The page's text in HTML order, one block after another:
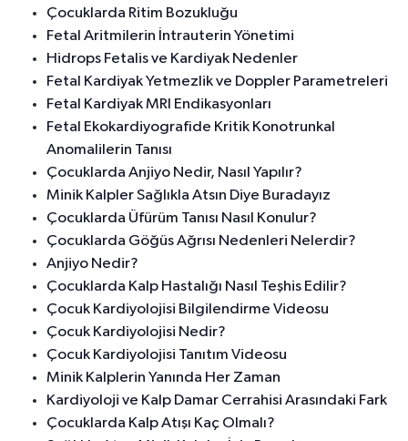
Çocuklarda Ritim Bozukluğu
Fetal Aritmilerin İntrauterin Yönetimi
Hidrops Fetalis ve Kardiyak Nedenler
Fetal Kardiyak Yetmezlik ve Doppler Parametreleri
Fetal Kardiyak MRI Endikasyonları
Fetal Ekokardiyografide Kritik Konotrunkal
Anomalilerin Tanısı
Çocuklarda Anjiyo Nedir, Nasıl Yapılır?
Minik Kalpler Sağlıkla Atsın Diye Buradayız
Çocuklarda Üfürüm Tanısı Nasıl Konulur?
Çocuklarda Göğüs Ağrısı Nedenleri Nelerdir?
Anjiyo Nedir?
Çocuklarda Kalp Hastalığı Nasıl Teşhis Edilir?
Çocuk Kardiyolojisi Bilgilendirme Videosu
Çocuk Kardiyolojisi Nedir?
Çocuk Kardiyolojisi Tanıtım Videosu
Minik Kalplerin Yanında Her Zaman
Kardiyoloji ve Kalp Damar Cerrahisi Arasındaki Fark
Çocuklarda Kalp Atışı Kaç Olmalı?